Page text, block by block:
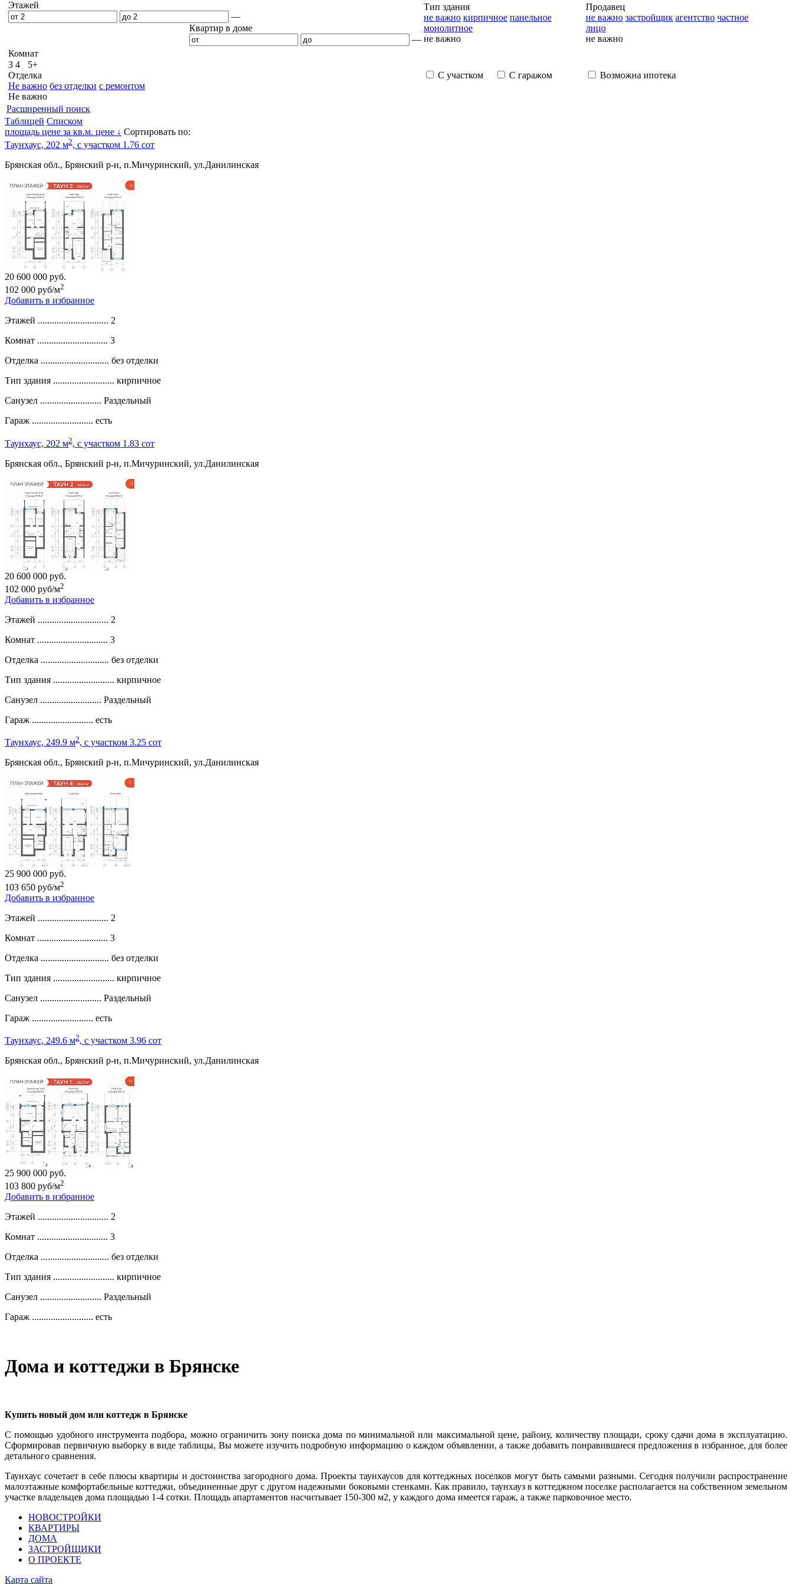
Этажей
—
Квартир в доме
—
Тип здания
не важно кирпичное панельное
монолитное
не важно
Продавец
не важно застройщик агентство частное
лицо
не важно
Комнат
3 4
5+
Отделка
Не важно без отделки с ремонтом
Не важно
С участком С гаражом Возможна ипотека
Расширенный поиск
Таблицей Списком
площадь цене за кв.м. цене ↓ Сортировать по:
Таунхаус, 202 м2, c участком 1.76 сот
Брянская обл., Брянский р-н, п.Мичуринский, ул.Данилинская
20 600 000 руб.
102 000 руб/м2
Добавить в избранное
Этажей .............................. 2
Комнат .............................. 3
Отделка ............................. без отделки
Тип здания .......................... кирпичное
Санузел .......................... Раздельный
Гараж .......................... есть
Таунхаус, 202 м2, c участком 1.83 сот
Брянская обл., Брянский р-н, п.Мичуринский, ул.Данилинская
20 600 000 руб.
102 000 руб/м2
Добавить в избранное
Этажей .............................. 2
Комнат .............................. 3
Отделка ............................. без отделки
Тип здания .......................... кирпичное
Санузел .......................... Раздельный
Гараж .......................... есть
Таунхаус, 249.9 м2, c участком 3.25 сот
Брянская обл., Брянский р-н, п.Мичуринский, ул.Данилинская
25 900 000 руб.
103 650 руб/м2
Добавить в избранное
Этажей .............................. 2
Комнат .............................. 3
Отделка ............................. без отделки
Тип здания .......................... кирпичное
Санузел .......................... Раздельный
Гараж .......................... есть
Таунхаус, 249.6 м2, c участком 3.96 сот
Брянская обл., Брянский р-н, п.Мичуринский, ул.Данилинская
25 900 000 руб.
103 800 руб/м2
Добавить в избранное
Этажей .............................. 2
Комнат .............................. 3
Отделка ............................. без отделки
Тип здания .......................... кирпичное
Санузел .......................... Раздельный
Гараж .......................... есть
Дома и коттеджи в Брянске
Купить новый дом или коттедж в Брянске
С помощью удобного инструмента подбора, можно ограничить зону поиска дома по минимальной или максимальной цене, району, количеству площади, сроку сдачи дома в эксплуатацию.
Сформировав первичную выборку в виде таблицы, Вы можете изучить подробную информацию о каждом объявлении, а также добавить понравившиеся предложения в избранное, для более
детального сравнения.
Таунхаус сочетает в себе плюсы квартиры и достоинства загородного дома. Проекты таунхаусов для коттеджных поселков могут быть самыми разными. Сегодня получили распространение
малоэтажные комфортабельные коттеджи, объединенные друг с другом надежными боковыми стенками. Как правило, таунхауз в коттеджном поселке располагается на собственном земельном
участке владельцев дома площадью 1-4 сотки. Площадь апартаментов насчитывает 150-300 м2, у каждого дома имеется гараж, а также парковочное место.
НОВОСТРОЙКИ
КВАРТИРЫ
ДОМА
ЗАСТРОЙЩИКИ
О ПРОЕКТЕ
Карта сайта